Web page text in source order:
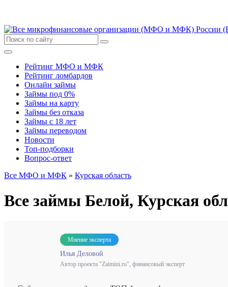
Рейтинг МФО и МФК
Рейтинг ломбардов
Онлайн займы
Займы под 0%
Займы на карту
Займы без отказа
Займы с 18 лет
Займы переводом
Новости
Топ-подборки
Вопрос-ответ
Все МФО и МФК » Курская область
Все займы Белой, Курская
Мнение эксперта
Илья Деловой
Автор проекта "Zaimini.ru", финансовый эксперт